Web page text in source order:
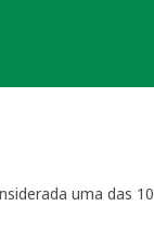
uma das 10